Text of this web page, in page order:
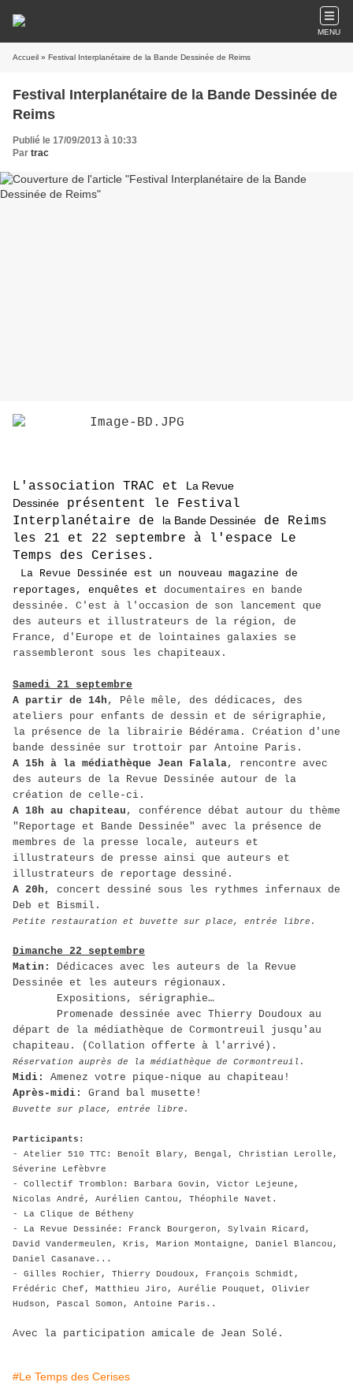
MENU
Accueil » Festival Interplanétaire de la Bande Dessinée de Reims
Festival Interplanétaire de la Bande Dessinée de
Reims
Publié le 17/09/2013 à 10:33
Par trac
L'association TRAC et
La Revue
Dessinée présentent le Festival
Interplanétaire de
la Bande Dessinée de Reims
les 21 et 22 septembre à l'espace Le
Temps des Cerises.
La Revue Dessinée est un nouveau magazine de
reportages, enquêtes et documentaires en bande
dessinée. C'est à l'occasion de son lancement que
des auteurs et illustrateurs de la région, de
France, d'Europe et de lointaines galaxies se
rassembleront sous les chapiteaux.
Samedi 21 septembre
A partir de 14h , Pêle mêle, des dédicaces, des
ateliers pour enfants de dessin et de sérigraphie,
la présence de la librairie Bédérama. Création d'une
bande dessinée sur trottoir par Antoine Paris.
A 15h à la médiathèque Jean Falala, rencontre avec
des auteurs de la Revue Dessinée autour de la
création de celle-ci.
A 18h au chapiteau , conférence débat autour du thème
"Reportage et Bande Dessinée" avec la présence de
membres de la presse locale, auteurs et
illustrateurs de presse ainsi que auteurs et
illustrateurs de reportage dessiné.
A 20h , concert dessiné sous les rythmes infernaux de
Deb et Bismil.
Petite restauration et buvette sur place, entrée libre.
Dimanche 22 septembre
Matin:
Dédicaces avec les auteurs de la Revue
Dessinée et les auteurs régionaux.
Expositions, sérigraphie…
Promenade dessinée avec Thierry Doudoux au
départ de la médiathèque de Cormontreuil jusqu'au
chapiteau. (Collation offerte à l'arrivé).
Réservation auprès de la médiathèque de Cormontreuil.
Midi:
Amenez votre pique-nique au chapiteau!
Après-midi:
Grand bal musette!
Buvette sur place, entrée libre.
Participants:
- Atelier 510 TTC: Benoît Blary, Bengal, Christian Lerolle,
Séverine Lefèbvre
- Collectif Tromblon: Barbara Govin, Victor Lejeune,
Nicolas André, Aurélien Cantou, Théophile Navet.
- La Clique de Bétheny
- La Revue Dessinée: Franck Bourgeron, Sylvain Ricard,
David Vandermeulen, Kris, Marion Montaigne, Daniel Blancou,
Daniel Casanave...
- Gilles Rochier, Thierry Doudoux, François Schmidt,
Frédéric Chef, Matthieu Jiro, Aurélie Pouquet, Olivier
Hudson, Pascal Somon, Antoine Paris..
Avec la participation amicale de Jean Solé.
#Le Temps des Cerises